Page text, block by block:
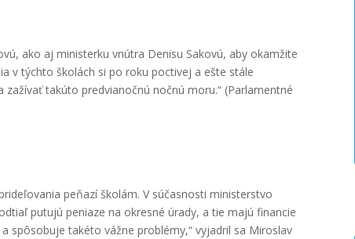
ako aj ministerku vnútra Denisu Sakovú, aby okamžite
v týchto školách si po roku poctivej a ešte stále
takúto predvianočnú nočnú moru.“ (Parlamentné
peňazí školám. V súčasnosti ministerstvo
putujú peniaze na okresné úrady, a tie majú financie
spôsobuje takéto vážne problémy,“ vyjadril sa Miroslav